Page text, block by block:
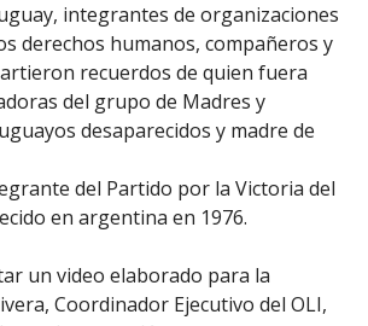
integrantes de organizaciones
derechos humanos, compañeros y
recuerdos de quien fuera
del grupo de Madres y
desaparecidos y madre de
del Partido por la Victoria del
en argentina en 1976.
un video elaborado para la
Coordinador Ejecutivo del OLI,